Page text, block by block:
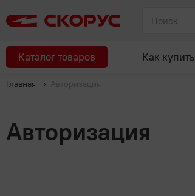
Каталог товаров Как купить
Главная
Авторизация